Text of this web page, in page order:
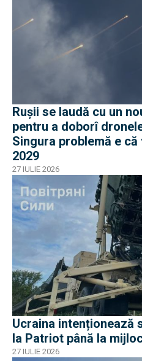
Rușii se laudă cu un
pentru a doborî
Singura problemă e
2029
27 IULIE 2026
Ucraina intenționează
la Patriot până la
27 IULIE 2026